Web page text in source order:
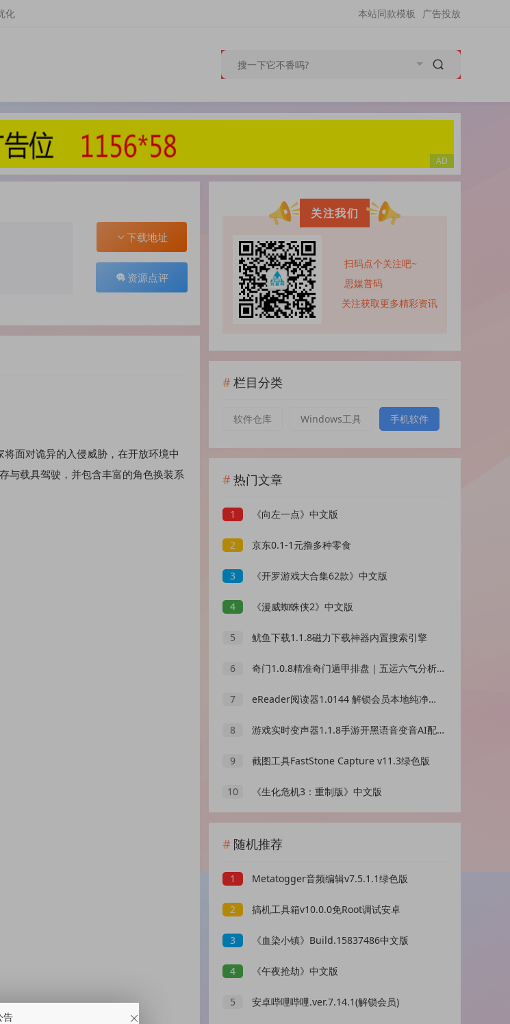
化 广告投放
本站同款模板
下载地址
资源点评
面对诡异的入侵威胁，在开放环境中
与载具驾驶，并包含丰富的角色换装系
关注我们
扫码点个关注吧~
思媒普码
关注获取更多精彩资讯
栏目分类
软件仓库 Windows工具 手机软件
热门文章
1 《向左一点》中文版
2 京东0.1-1元撸多种零食
3 《开罗游戏大合集62款》中文版
4 《漫威蜘蛛侠2》中文版
5 鱿鱼下载1.1.8磁力下载神器内置搜索引擎
6 奇门1.0.8精准奇门遁甲排盘｜五运六气分析｜会员版
7 eReader阅读器1.0144 解锁会员本地纯净小说阅读器
8 游戏实时变声器1.1.8手游开黑语音变音AI配高级版
9 截图工具FastStone Capture v11.3绿色版
10 《生化危机3：重制版》中文版
随机推荐
1 Metatogger音频编辑v7.5.1.1绿色版
2 搞机工具箱v10.0.0免Root调试安卓
3 《血染小镇》Build.15837486中文版
4 《午夜抢劫》中文版
5 安卓哔哩哔哩.ver.7.14.1(解锁会员)
告